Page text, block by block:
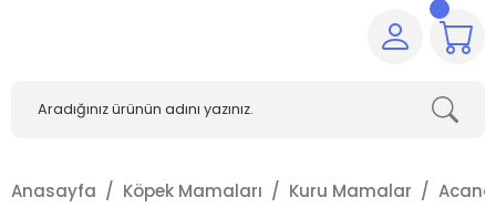
Anasayfa Köpek Mamaları Kuru Mamalar Acana